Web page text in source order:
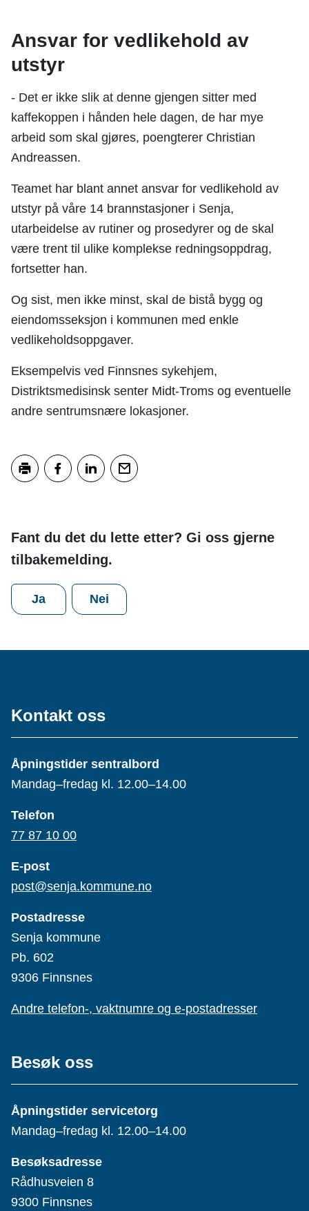
Ansvar for vedlikehold av
utstyr
- Det er ikke slik at denne gjengen sitter med
kaffekoppen i hånden hele dagen, de har mye
arbeid som skal gjøres, poengterer Christian
Andreassen.
Teamet har blant annet ansvar for vedlikehold av
utstyr på våre 14 brannstasjoner i Senja,
utarbeidelse av rutiner og prosedyrer og de skal
være trent til ulike komplekse redningsoppdrag,
fortsetter han.
Og sist, men ikke minst, skal de bistå bygg og
eiendomsseksjon i kommunen med enkle
vedlikeholdsoppgaver.
Eksempelvis ved Finnsnes sykehjem,
Distriktsmedisinsk senter Midt-Troms og eventuelle
andre sentrumsnære lokasjoner.
Fant du det du lette etter? Gi oss gjerne
tilbakemelding.
Ja Nei
Kontakt oss
Åpningstider sentralbord
Mandag–fredag kl. 12.00–14.00
Telefon
77 87 10 00
E-post
post@senja.kommune.no
Postadresse
Senja kommune
Pb. 602
9306 Finnsnes
Andre telefon-, vaktnumre og e-postadresser
Besøk oss
Åpningstider servicetorg
Mandag–fredag kl. 12.00–14.00
Besøksadresse
Rådhusveien 8
9300 Finnsnes